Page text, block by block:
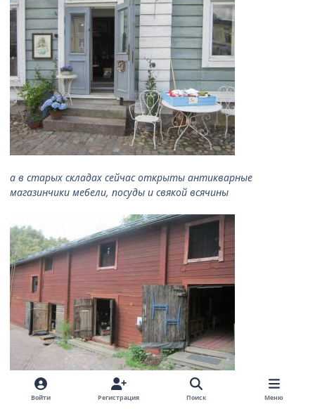
а в старых складах сейчас открыты антикварные
магазинчики мебели, посуды и свякой всячины
Войти Регистрация Поиск Меню